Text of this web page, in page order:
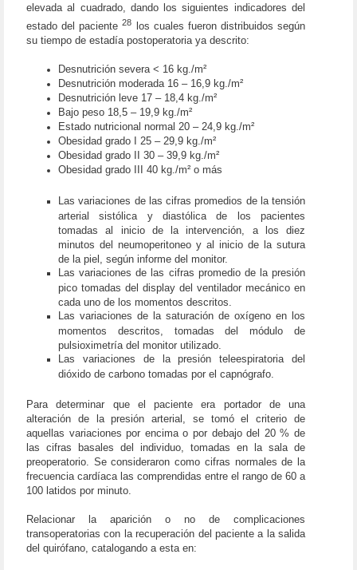
elevada al cuadrado, dando los siguientes indicadores del
estado del paciente28
los cuales fueron distribuidos según
su tiempo de estadía postoperatoria ya descrito:
Desnutrición severa < 16 kg./m²
Desnutrición moderada 16 – 16,9 kg./m²
Desnutrición leve 17 – 18,4 kg./m²
Bajo peso 18,5 – 19,9 kg./m²
Estado nutricional normal 20 – 24,9 kg./m²
Obesidad grado I 25 – 29,9 kg./m²
Obesidad grado II 30 – 39,9 kg./m²
Obesidad grado III 40 kg./m² o más
Las variaciones de las cifras promedios de la tensión
arterial sistólica y diastólica de los pacientes
tomadas al inicio de la intervención, a los diez
minutos del neumoperitoneo y al inicio de la sutura
de la piel, según informe del monitor.
Las variaciones de las cifras promedio de la presión
pico tomadas del display del ventilador mecánico en
cada uno de los momentos descritos.
Las variaciones de la saturación de oxígeno en los
momentos descritos, tomadas del módulo de
pulsioximetría del monitor utilizado.
Las variaciones de la presión teleespiratoria del
dióxido de carbono tomadas por el capnógrafo.
Para determinar que el paciente era portador de una
alteración de la presión arterial, se tomó el criterio de
aquellas variaciones por encima o por debajo del 20 % de
las cifras basales del individuo, tomadas en la sala de
preoperatorio. Se consideraron como cifras normales de la
frecuencia cardíaca las comprendidas entre el rango de 60 a
100 latidos por minuto.
Relacionar la aparición o no de complicaciones
transoperatorias con la recuperación del paciente a la salida
del quirófano, catalogando a esta en: